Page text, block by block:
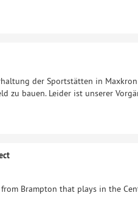
der Sportstätten in
zu bauen. Leider ist unserer
from Brampton that plays in the